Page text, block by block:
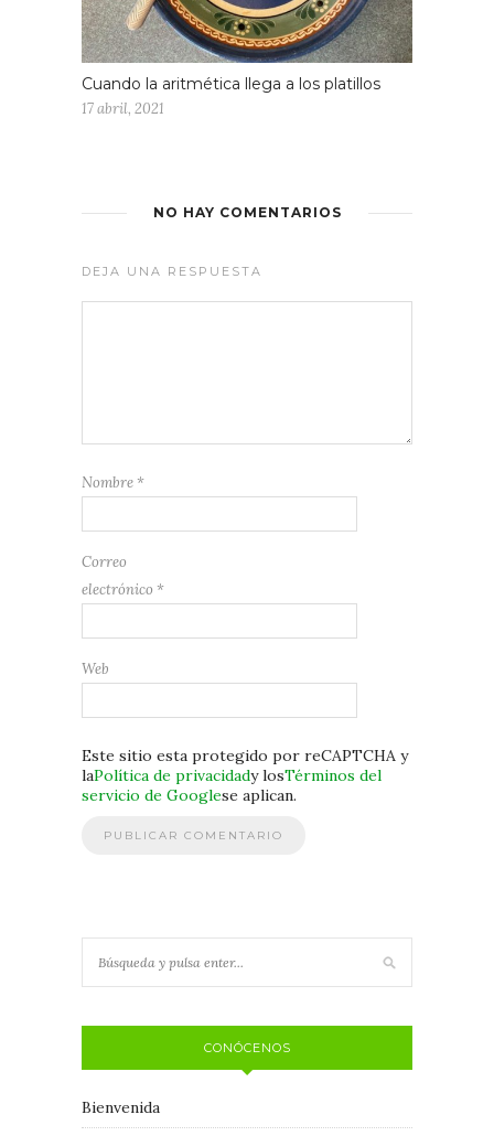
Cuando la aritmética llega a los platillos
17 abril, 2021
NO HAY COMENTARIOS
DEJA UNA RESPUESTA
Nombre *
Correo
electrónico *
Web
Este sitio esta protegido por reCAPTCHA y
laPolítica de privacidady losTérminos del
servicio de Googlese aplican.
CONÓCENOS
Bienvenida